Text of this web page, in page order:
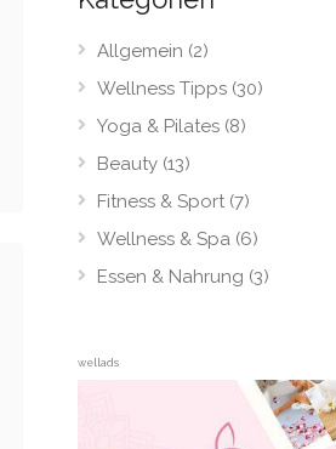
Allgemein (2)
Wellness Tipps(30)
Yoga & Pilates(8)
Beauty(13)
Fitness & Sport(7)
Wellness & Spa(6)
Essen & Nahrung (3)
wellads